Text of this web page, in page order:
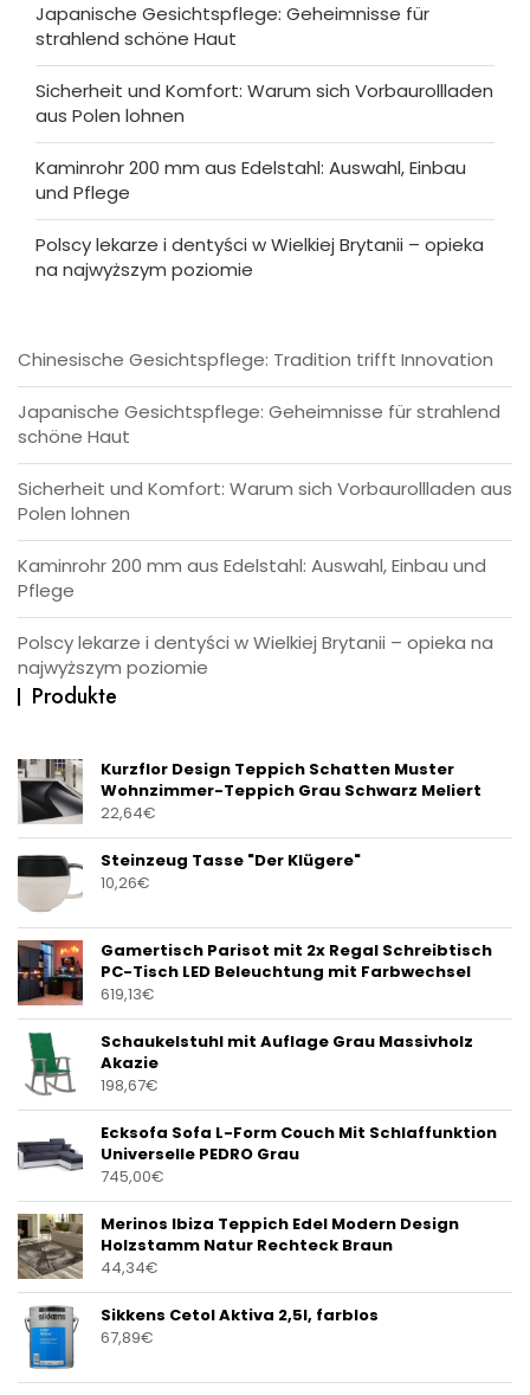
Japanische Gesichtspflege: Geheimnisse für
strahlend schöne Haut
Sicherheit und Komfort: Warum sich Vorbaurollladen
aus Polen lohnen
Kaminrohr 200 mm aus Edelstahl: Auswahl, Einbau
und Pflege
Polscy lekarze i dentyści w Wielkiej Brytanii – opieka
na najwyższym poziomie
Chinesische Gesichtspflege: Tradition trifft Innovation
Japanische Gesichtspflege: Geheimnisse für strahlend
schöne Haut
Sicherheit und Komfort: Warum sich Vorbaurollladen aus
Polen lohnen
Kaminrohr 200 mm aus Edelstahl: Auswahl, Einbau und
Pflege
Polscy lekarze i dentyści w Wielkiej Brytanii – opieka na
najwyższym poziomie
Produkte
Kurzflor Design Teppich Schatten Muster
Wohnzimmer-Teppich Grau Schwarz Meliert
22,64€
Steinzeug Tasse "Der Klügere"
10,26€
Gamertisch Parisot mit 2x Regal Schreibtisch
PC-Tisch LED Beleuchtung mit Farbwechsel
619,13€
Schaukelstuhl mit Auflage Grau Massivholz
Akazie
198,67€
Ecksofa Sofa L-Form Couch Mit Schlaffunktion
Universelle PEDRO Grau
745,00€
Merinos Ibiza Teppich Edel Modern Design
Holzstamm Natur Rechteck Braun
44,34€
Sikkens Cetol Aktiva 2,5l, farblos
67,89€